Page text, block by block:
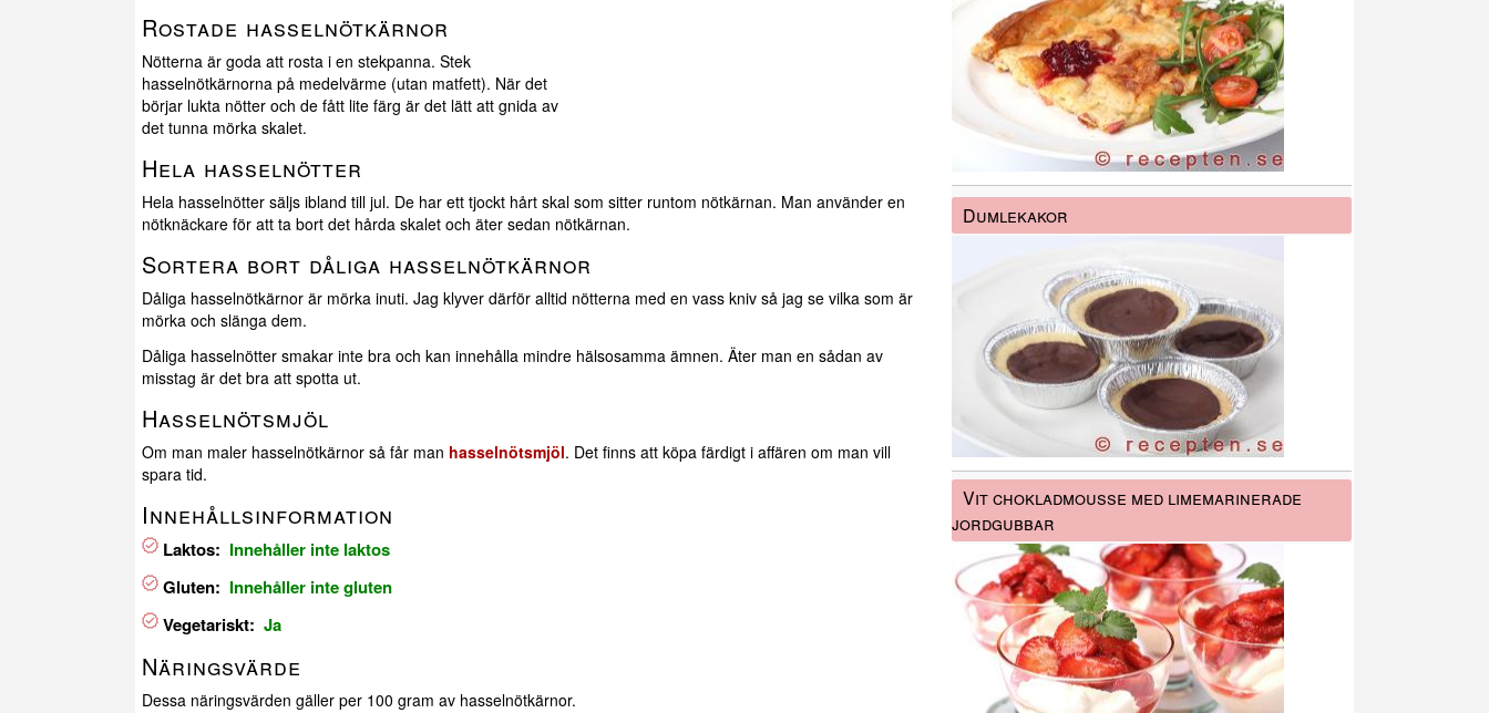
Rostade hasselnötkärnor
Nötterna är goda att rosta i en stekpanna. Stek
hasselnötkärnorna på medelvärme (utan matfett). När det
börjar lukta nötter och de fått lite färg är det lätt att gnida av
det tunna mörka skalet.
Hela hasselnötter
Hela hasselnötter säljs ibland till jul. De har ett tjockt hårt skal som sitter runtom nötkärnan. Man använder en
nötknäckare för att ta bort det hårda skalet och äter sedan nötkärnan.
Sortera bort dåliga hasselnötkärnor
Dåliga hasselnötkärnor är mörka inuti. Jag klyver därför alltid nötterna med en vass kniv så jag se vilka som är
mörka och slänga dem.
Dåliga hasselnötter smakar inte bra och kan innehålla mindre hälsosamma ämnen. Äter man en sådan av
misstag är det bra att spotta ut.
Hasselnötsmjöl
Om man maler hasselnötkärnor så får man hasselnötsmjöl. Det finns att köpa färdigt i affären om man vill
spara tid.
Innehållsinformation
Laktos: Innehåller inte laktos
Gluten: Innehåller inte gluten
Vegetariskt: Ja
Näringsvärde
Dessa näringsvärden gäller per 100 gram av hasselnötkärnor.
Dumlekakor
Vit chokladmousse med limemarinerade
jordgubbar